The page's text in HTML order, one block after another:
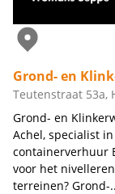
Grond- en
Teutenstraat 53a,
Grond- en
Achel, specialist
containerverhuur
voor het
terreinen? Grond-